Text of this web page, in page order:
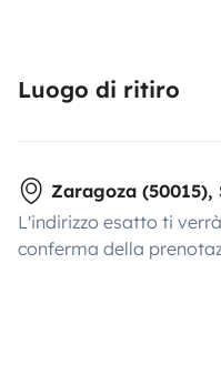
Luogo di ritiro
Zaragoza (50015),
L'indirizzo esatto ti
conferma della